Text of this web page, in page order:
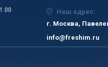
Наш адрес:
г. Москва,
info@freshim.ru